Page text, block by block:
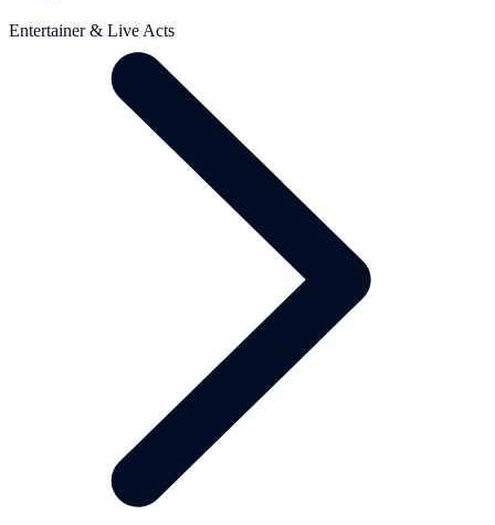
Entertainer & Live Acts